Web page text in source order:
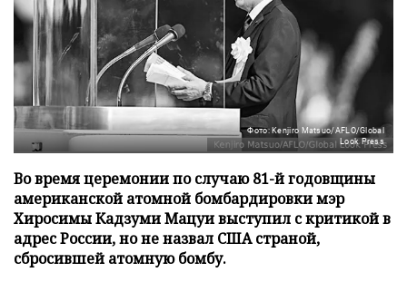
Фото: Kenjiro Matsuo/AFLO/Global
Look Press
Во время церемонии по случаю 81-й годовщины
американской атомной бомбардировки мэр
Хиросимы Кадзуми Мацуи выступил с критикой в
адрес России, но не назвал США страной,
сбросившей атомную бомбу.